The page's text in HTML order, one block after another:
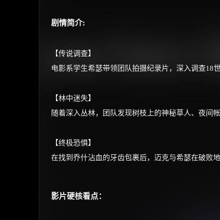
剧情简介:
【传说调查】
电影系学生希瑟带领团队拍摄纪录片，深入调查18
【林中迷失】
随着深入丛林，团队发现树枝上的神秘草人、夜间
【终极恐惧】
在找到乔什沾血的牙齿包裹后，迈克与希瑟在破败
影片硬核看点：